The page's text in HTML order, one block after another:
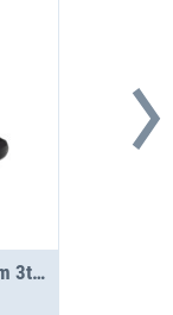
TopSystem Laderohr 5000mm 3teilig